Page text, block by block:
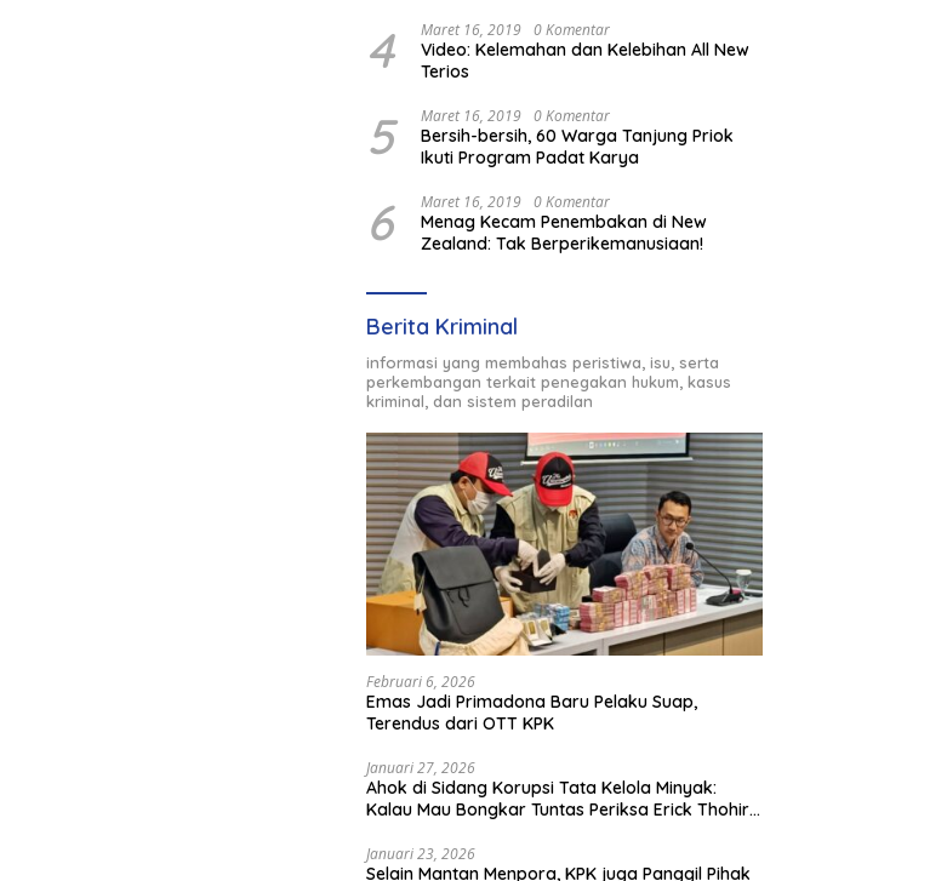
4 Maret 16, 2019 0 Komentar
Video: Kelemahan dan Kelebihan All New
Terios
5 Maret 16, 2019 0 Komentar
Bersih-bersih, 60 Warga Tanjung Priok
Ikuti Program Padat Karya
6 Maret 16, 2019 0 Komentar
Menag Kecam Penembakan di New
Zealand: Tak Berperikemanusiaan!
Berita Kriminal
informasi yang membahas peristiwa, isu, serta
perkembangan terkait penegakan hukum, kasus
kriminal, dan sistem peradilan
Februari 6, 2026
Emas Jadi Primadona Baru Pelaku Suap,
Terendus dari OTT KPK
Januari 27, 2026
Ahok di Sidang Korupsi Tata Kelola Minyak:
Kalau Mau Bongkar Tuntas Periksa Erick Thohir
Januari 23, 2026
Selain Mantan Menpora, KPK juga Panggil Pihak